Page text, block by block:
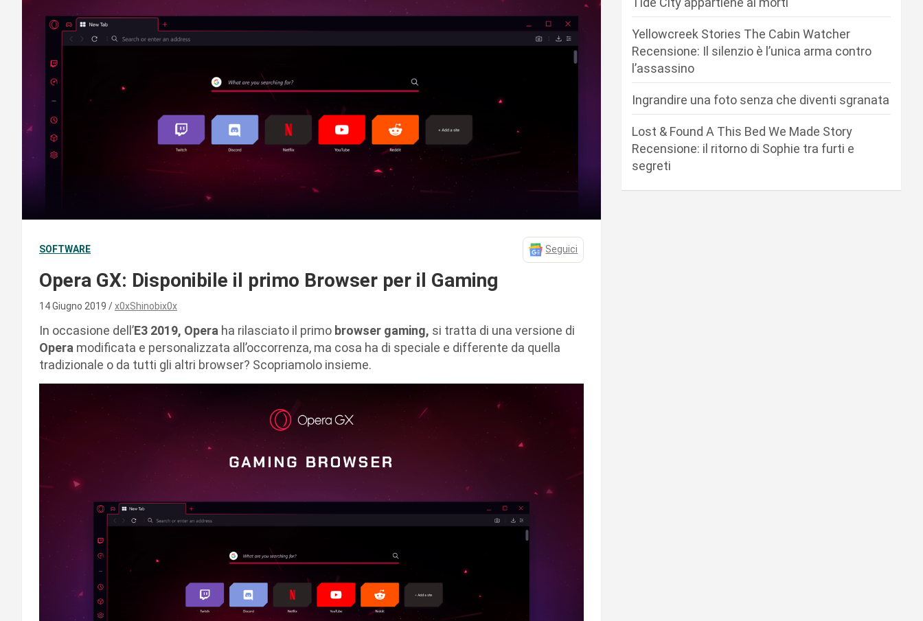
SOFTWARE Seguici
Opera GX: Disponibile il primo Browser per il Gaming
14 Giugno 2019 x0xShinobix0x
In occasione dell’E3 2019, Opera ha rilasciato il primo browser gaming, si tratta di una versione di
Opera modificata e personalizzata all’occorrenza, ma cosa ha di speciale e differente da quella
tradizionale o da tutti gli altri browser? Scopriamolo insieme.
Yellowcreek Stories The Cabin Watcher
Recensione: Il silenzio è l’unica arma contro
l’assassino
Ingrandire una foto senza che diventi sgranata
Lost & Found A This Bed We Made Story
Recensione: il ritorno di Sophie tra furti e
segreti